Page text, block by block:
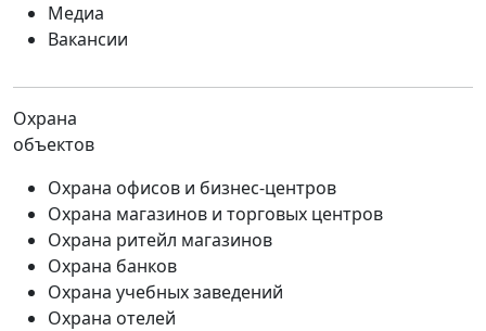
Медиа
Вакансии
Охрана
объектов
Охрана офисов и бизнес-центров
Охрана магазинов и торговых центров
Охрана ритейл магазинов
Охрана банков
Охрана учебных заведений
Охрана отелей